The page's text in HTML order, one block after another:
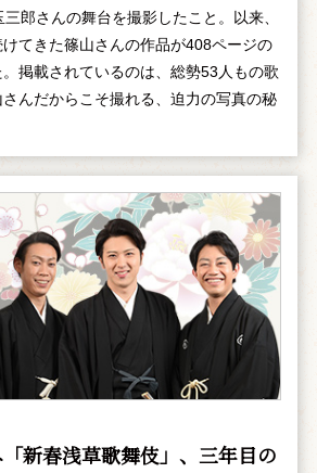
郎さんの舞台を撮影したこと。以来、
てきた篠山さんの作品が408ページの
掲載されているのは、総勢53人もの歌
んだからこそ撮れる、迫力の写真の秘
新春浅草歌舞伎」、三年目の